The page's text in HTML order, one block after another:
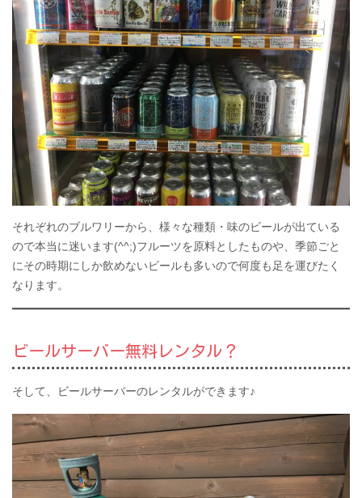
それぞれのブルワリーから、様々な種類・味のビールが出ている
ので本当に迷います(^^;)フルーツを原料としたものや、季節ごと
にその時期にしか飲めないビールも多いので何度も足を運びたく
なります。
ビールサーバー無料レンタル？
そして、ビールサーバーのレンタルができます♪